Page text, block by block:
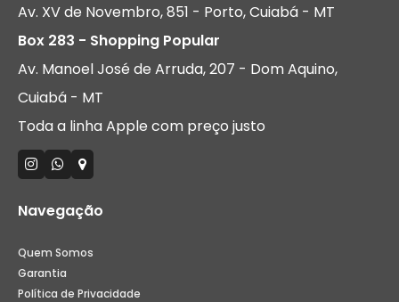
Av. XV de Novembro, 851 - Porto, Cuiabá - MT
Box 283 - Shopping Popular
Av. Manoel José de Arruda, 207 - Dom Aquino,
Cuiabá - MT
Toda a linha Apple com preço justo
Navegação
Quem Somos
Garantia
Política de Privacidade